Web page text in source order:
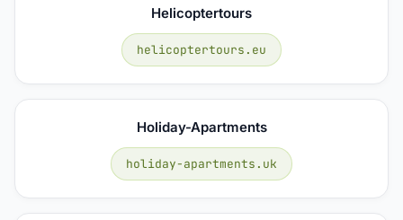
Helicoptertours
helicoptertours.eu
Holiday-Apartments
holiday-apartments.uk